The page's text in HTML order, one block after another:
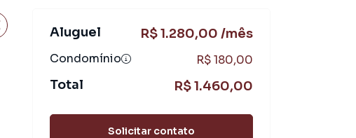
Aluguel R$ 1.280,00 /mês
Condomínio R$ 180,00
Total R$ 1.460,00
Solicitar contato